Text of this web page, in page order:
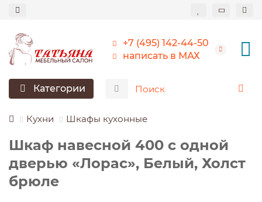
+7 (495) 142-44-50
написать в МАХ
Категории
Кухни Шкафы кухонные
Шкаф навесной 400 c одной
дверью «Лорас», Белый, Холст
брюле